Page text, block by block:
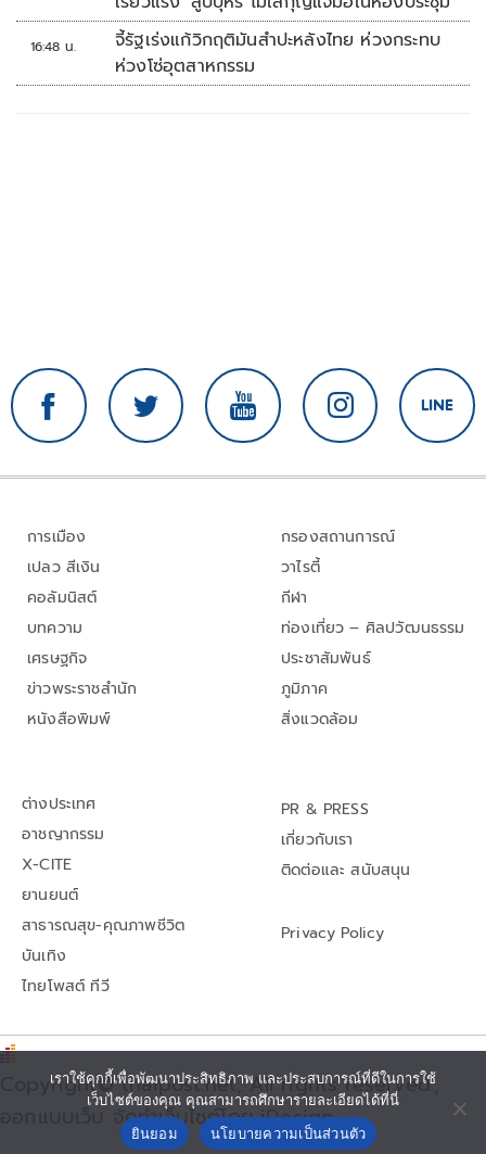
16:48 น.
จี้รัฐเร่งแก้วิกฤติมันสำปะหลังไทย ห่วงกระทบ
ห่วงโซ่อุตสาหกรรม
การเมือง
เปลว สีเงิน
คอลัมนิสต์
บทความ
เศรษฐกิจ
ข่าวพระราชสำนัก
หนังสือพิมพ์
กรองสถานการณ์
วาไรตี้
กีฬา
ท่องเที่ยว – ศิลปวัฒนธรรม
ประชาสัมพันธ์
ภูมิภาค
สิ่งแวดล้อม
ต่างประเทศ
อาชญากรรม
X-CITE
ยานยนต์
สาธารณสุข-คุณภาพชีวิต
บันเทิง
ไทยโพสต์ ทีวี
PR & PRESS
เกี่ยวกับเรา
ติดต่อและ สนับสนุน
Privacy Policy
Copyright© thaipost.net, All rights reserved.,
ออกแบบเว็บ จัดทำเว็บไซต์โดย iDesign
เราใช้คุกกี้เพื่อพัฒนาประสิทธิภาพ และประสบการณ์ที่ดีในการใช้
เว็บไซต์ของคุณ คุณสามารถศึกษารายละเอียดได้ที่นี่
ยินยอม
นโยบายความเป็นส่วนตัว